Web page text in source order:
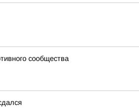
сообщества